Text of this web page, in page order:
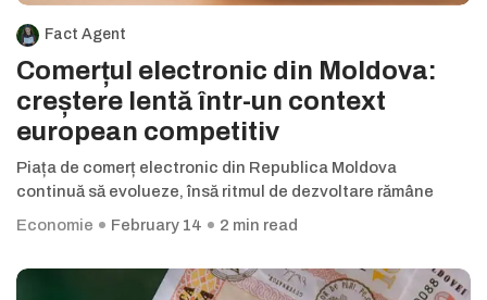
Fact Agent
Comerțul electronic din Moldova:
creștere lentă într-un context
european competitiv
Piața de comerț electronic din Republica Moldova
continuă să evolueze, însă ritmul de dezvoltare rămâne
Economie
February 14 2 min read